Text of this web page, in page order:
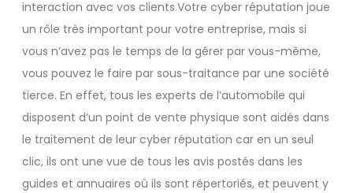
interaction avec vos clients.Votre cyber réputation joue
un rôle très important pour votre entreprise, mais si
vous n’avez pas le temps de la gérer par vous-même,
vous pouvez le faire par sous-traitance par une société
tierce. En effet, tous les experts de l’automobile qui
disposent d’un point de vente physique sont aidés dans
le traitement de leur cyber réputation car en un seul
clic, ils ont une vue de tous les avis postés dans les
guides et annuaires où ils sont répertoriés, et peuvent y